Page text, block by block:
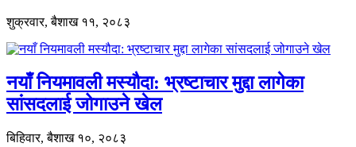
शुक्रवार, बैशाख ११, २०८३
नयाँ नियमावली मस्यौदा: भ्रष्टाचार मुद्दा लागेका
सांसदलाई जोगाउने खेल
बिहिवार, बैशाख १०, २०८३